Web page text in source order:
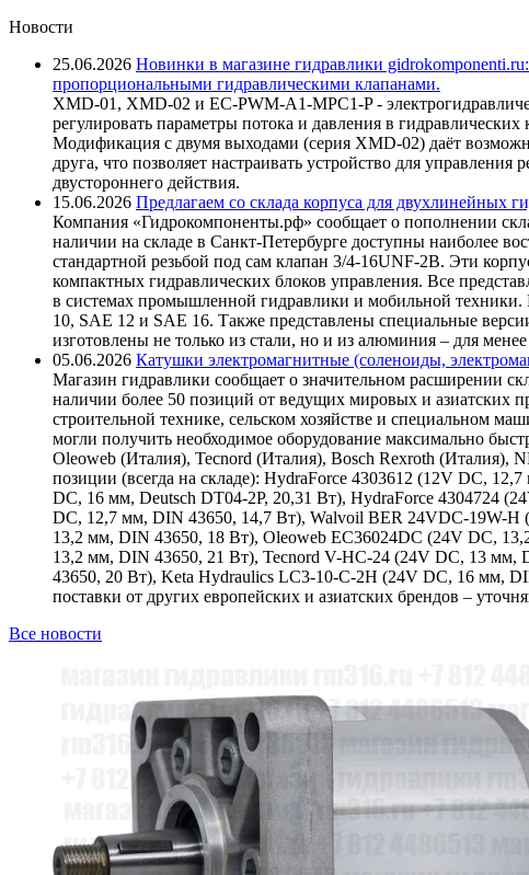
Новости
25.06.2026 Новинки в магазине гидравлики
пропорциональными гидравлическими клапанами.
XMD-01, XMD-02 и EC-PWM-A1-MPC1-P -
регулировать параметры потока и давления в
Модификация с двумя выходами (серия XMD-02) даёт
друга, что позволяет настраивать устройство для
двустороннего действия.
15.06.2026 Предлагаем со склада корпуса для двухлинейных
Компания «Гидрокомпоненты.рф» сообщает о пополнении
наличии на складе в Санкт-Петербурге доступны наиболее
стандартной резьбой под сам клапан 3/4-16UNF-2B. Эти
компактных гидравлических блоков управления. Все
в системах промышленной гидравлики и мобильной техники.
10, SAE 12 и SAE 16. Также представлены специальные
изготовлены не только из стали, но и из алюминия – для
05.06.2026 Катушки электромагнитные (соленоиды,
Магазин гидравлики сообщает о значительном расширении
наличии более 50 позиций от ведущих мировых и азиатских
строительной технике, сельском хозяйстве и специальном
могли получить необходимое оборудование максимально
Oleoweb (Италия), Tecnord (Италия), Bosch Rexroth (Италия),
позиции (всегда на складе): HydraForce 4303612 (12V DC,
DC, 16 мм, Deutsch DT04-2P, 20,31 Вт), HydraForce 4304724
DC, 12,7 мм, DIN 43650, 14,7 Вт), Walvoil BER 24VDC-19W-
13,2 мм, DIN 43650, 18 Вт), Oleoweb EC36024DC (24V DC,
13,2 мм, DIN 43650, 21 Вт), Tecnord V-HC-24 (24V DC, 13
43650, 20 Вт), Keta Hydraulics LC3-10-C-2H (24V DC, 16 мм,
поставки от других европейских и азиатских брендов –
Все новости